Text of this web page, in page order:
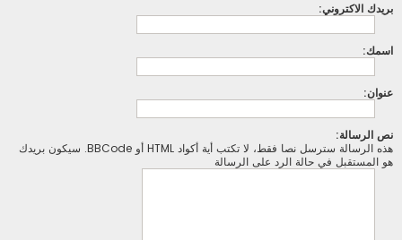
بريدك الاكتروني:
اسمك:
عنوان:
نص الرسالة:
هذه الرسالة سترسل نصا فقط، لا تكتب أية أكواد HTML أو BBCode. سيكون بريدك
هو المستقبل في حالة الرد على الرسالة